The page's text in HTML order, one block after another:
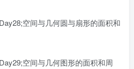
空间与几何圆与扇形的面积和
空间与几何图形的面积和周